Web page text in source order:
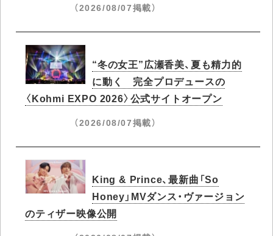
（2026/08/07掲載）
“冬の女王”広瀬香美、夏も精力的
に動く 完全プロデュースの
〈Kohmi EXPO 2026〉公式サイトオープン
（2026/08/07掲載）
King & Prince、最新曲「So
Honey」MVダンス・ヴァージョン
のティザー映像公開